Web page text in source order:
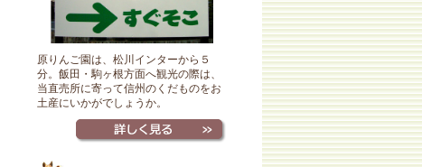
原りんご園は、松川インターから５
分。飯田・駒ヶ根方面へ観光の際は、
当直売所に寄って信州のくだものをお
土産にいかがでしょうか。